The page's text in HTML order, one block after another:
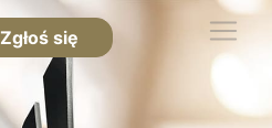
Zgłoś się